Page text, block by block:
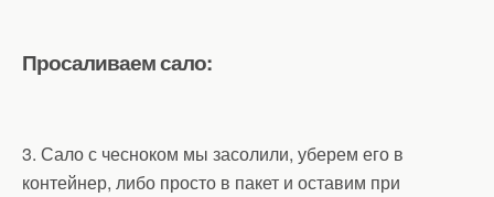
Просаливаем сало:
3. Сало с чесноком мы засолили, уберем его в
контейнер, либо просто в пакет и оставим при